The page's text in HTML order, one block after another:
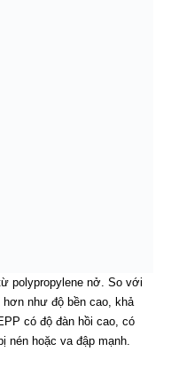
polypropylene nở. So với
như độ bền cao, khả
có độ đàn hồi cao, có
nén hoặc va đập mạnh.